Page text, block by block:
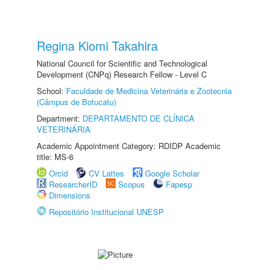
Regina Kiomi Takahira
National Council for Scientific and Technological
Development (CNPq) Research Fellow - Level C
School: Faculdade de Medicina Veterinária e Zootecnia
(Câmpus de Botucatu)
Department: DEPARTAMENTO DE CLÍNICA
VETERINÁRIA
Academic Appointment Category: RDIDP Academic
title: MS-6
Orcid
CV Lattes
Google Scholar
ResearcherID
Scopus
Fapesp
Dimensions
Repositório Institucional UNESP